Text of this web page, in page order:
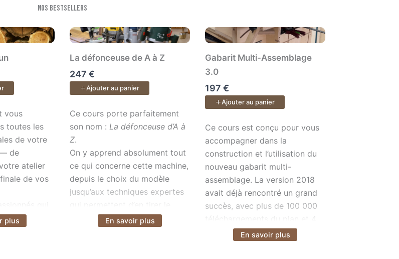
Nos bestsellers
seulement 0,5 m² Une formation complète de 25 vidéos : nous commençons sur deux tréteaux,
vous accompagne dans toutes les étapes transversales de votre pratique du bois — de
vous
toutes les
de votre
de
atelier
de vos
qui
avec
plus
La défonceuse de A à Z
247 €
Ajouter au panier
Ce cours porte parfaitement son nom : . On y apprend absolument tout ce qui
Ce cours porte parfaitement
son nom : La défonceuse d’A à
Z.
On y apprend absolument tout
ce qui concerne cette machine,
depuis le choix du modèle
jusqu’aux techniques expertes
plein potentiel.
Voir plusEn savoir plus
Gabarit Multi-Assemblage
3.0
197 €
Ajouter au panier
Ce cours est conçu pour vous accompagner
Ce cours est conçu pour vous
accompagner dans la
construction et l’utilisation du
nouveau gabarit multi-
assemblage. La version 2018
avait déjà rencontré un grand
succès, avec plus de 100 000
téléchargements du plan et 4
000 gabarits fabriqués. Ce
Voir plusEn savoir plus